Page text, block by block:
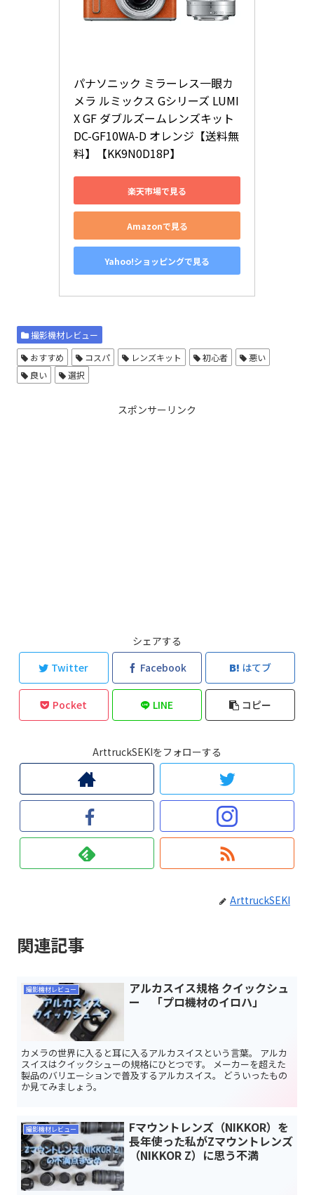
パナソニック ミラーレス一眼カ
メラ ルミックス Gシリーズ LUMI
X GF ダブルズームレンズキット
DC-GF10WA-D オレンジ【送料無
料】【KK9N0D18P】
楽天市場で見る
Amazonで見る
Yahoo!ショッピングで見る
撮影機材レビュー
おすすめ
コスパ レンズキット 初心者
悪い
良い
選択
スポンサーリンク
シェアする
Twitter
Facebook はてブ
Pocket LINE コピー
ArttruckSEKIをフォローする
ArttruckSEKI
関連記事
撮影機材レビュー
アルカスイス規格 クイックシュ
ー 「プロ機材のイロハ」
カメラの世界に入ると耳に入るアルカスイスという言葉。 アルカ
スイスはクイックシューの規格にひとつです。 メーカーを超えた
製品のバリエーションで普及するアルカスイス。 どういったもの
か見てみましょう。
撮影機材レビュー
Fマウントレンズ（NIKKOR）を
長年使った私がZマウントレンズ
（NIKKOR Z）に思う不満